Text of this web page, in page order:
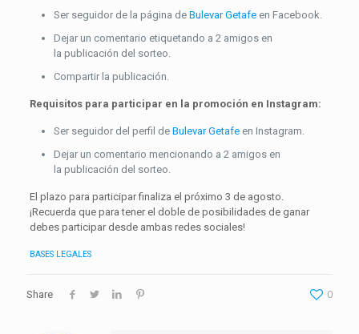
Ser seguidor de la página de Bulevar Getafeen Facebook.
Dejar un comentario etiquetando a 2 amigos en
la publicación del sorteo.
Compartir la publicación.
Requisitos para participar en la promoción en Instagram:
Ser seguidor del perfil de Bulevar Getafeen Instagram.
Dejar un comentario mencionando a 2 amigos en
la publicación del sorteo.
El plazo para participar finaliza el próximo 3 de agosto.
¡Recuerda que para tener el doble de posibilidades de ganar
debes participar desde ambas redes sociales!
BASES LEGALES
Share 0